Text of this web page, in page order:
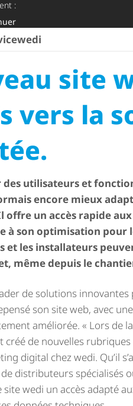
:
wedi
site
vers la
des utilisateurs et
encore mieux
offre un accès rapide
à son optimisation pour
et les installateurs
même depuis le
de solutions
son site web, avec
améliorée. « Lors de
créé de nouvelles
digital chez wedi. Qu’il
distributeurs spécialisés
wedi un accès adapté